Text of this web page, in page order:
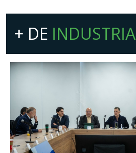
+ DE INDUSTRIA